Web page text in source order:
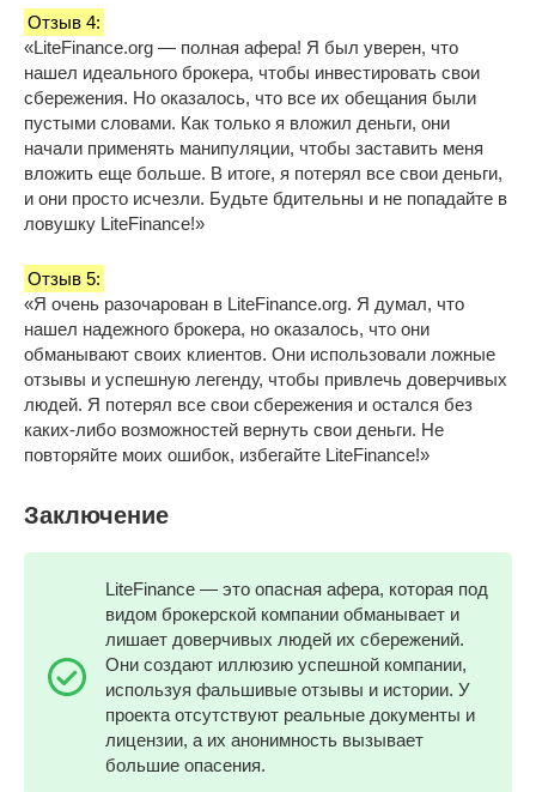
Отзыв 4:
«LiteFinance.org — полная афера! Я был уверен, что
нашел идеального брокера, чтобы инвестировать свои
сбережения. Но оказалось, что все их обещания были
пустыми словами. Как только я вложил деньги, они
начали применять манипуляции, чтобы заставить меня
вложить еще больше. В итоге, я потерял все свои деньги,
и они просто исчезли. Будьте бдительны и не попадайте в
ловушку LiteFinance!»
Отзыв 5:
«Я очень разочарован в LiteFinance.org. Я думал, что
нашел надежного брокера, но оказалось, что они
обманывают своих клиентов. Они использовали ложные
отзывы и успешную легенду, чтобы привлечь доверчивых
людей. Я потерял все свои сбережения и остался без
каких-либо возможностей вернуть свои деньги. Не
повторяйте моих ошибок, избегайте LiteFinance!»
Заключение
LiteFinance — это опасная афера, которая под
видом брокерской компании обманывает и
лишает доверчивых людей их сбережений.
Они создают иллюзию успешной компании,
используя фальшивые отзывы и истории. У
проекта отсутствуют реальные документы и
лицензии, а их анонимность вызывает
большие опасения.